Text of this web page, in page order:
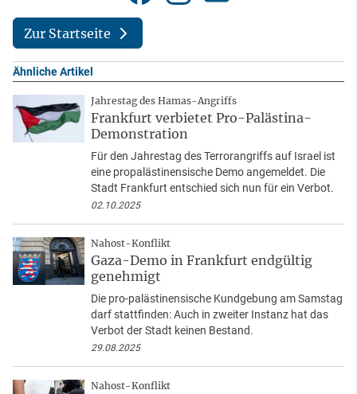
Zur Startseite
Ähnliche Artikel
Jahrestag des Hamas-Angriffs
Frankfurt verbietet Pro-Palästina-
Demonstration
Für den Jahrestag des Terrorangriffs auf Israel ist
eine propalästinensische Demo angemeldet. Die
Stadt Frankfurt entschied sich nun für ein Verbot.
02.10.2025
Nahost-Konflikt
Gaza-Demo in Frankfurt endgültig
genehmigt
Die pro-palästinensische Kundgebung am Samstag
darf stattfinden: Auch in zweiter Instanz hat das
Verbot der Stadt keinen Bestand.
29.08.2025
Nahost-Konflikt